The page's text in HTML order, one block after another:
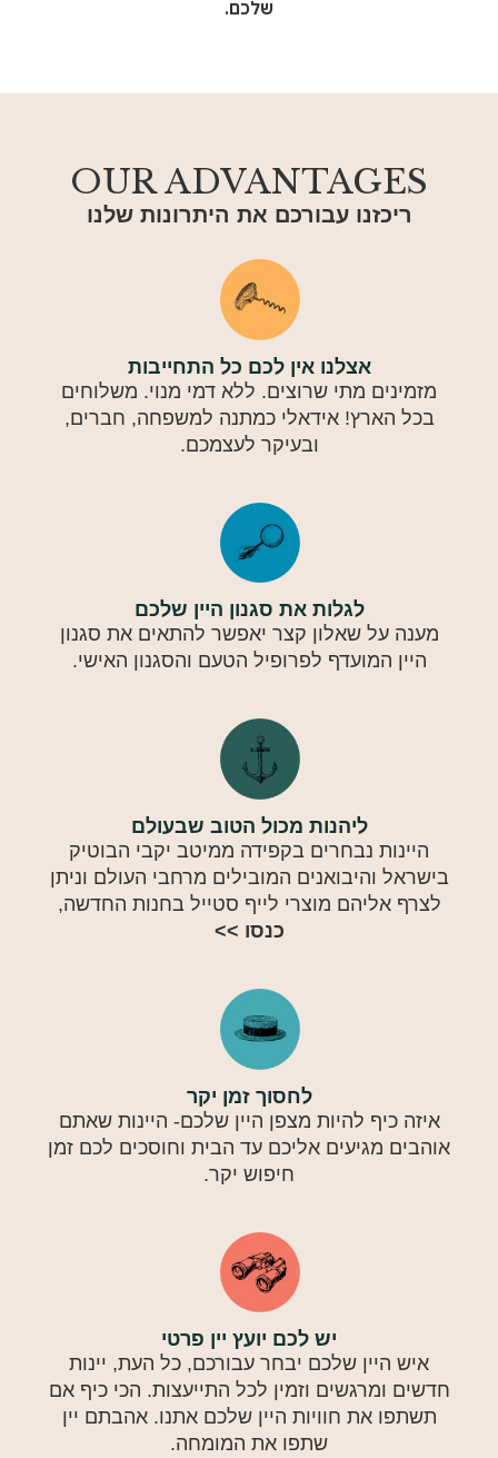
שלכם.
OUR ADVANTAGES
ריכזנו עבורכם את היתרונות שלנו
אצלנו אין לכם כל התחייבות
מזמינים מתי שרוצים. ללא דמי מנוי. משלוחים
בכל הארץ! אידאלי כמתנה למשפחה, חברים,
ובעיקר לעצמכם.
לגלות את סגנון היין שלכם
מענה על שאלון קצר יאפשר להתאים את סגנון
היין המועדף לפרופיל הטעם והסגנון האישי.
ליהנות מכול הטוב שבעולם
היינות נבחרים בקפידה ממיטב יקבי הבוטיק
בישראל והיבואנים המובילים מרחבי העולם וניתן
לצרף אליהם מוצרי לייף סטייל בחנות החדשה,
כנסו >>
לחסוך זמן יקר
איזה כיף להיות מצפן היין שלכם- היינות שאתם
אוהבים מגיעים אליכם עד הבית וחוסכים לכם זמן
חיפוש יקר.
יש לכם יועץ יין פרטי
איש היין שלכם יבחר עבורכם, כל העת, יינות
חדשים ומרגשים וזמין לכל התייעצות. הכי כיף אם
תשתפו את חוויות היין שלכם אתנו. אהבתם יין
שתפו את המומחה.